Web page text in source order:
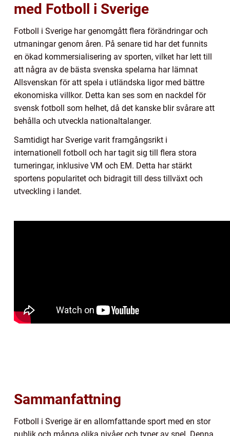
med Fotboll i Sverige
Fotboll i Sverige har genomgått flera förändringar och
utmaningar genom åren. På senare tid har det funnits
en ökad kommersialisering av sporten, vilket har lett till
att några av de bästa svenska spelarna har lämnat
Allsvenskan för att spela i utländska ligor med bättre
ekonomiska villkor. Detta kan ses som en nackdel för
svensk fotboll som helhet, då det kanske blir svårare att
behålla och utveckla nationaltalanger.
Samtidigt har Sverige varit framgångsrikt i
internationell fotboll och har tagit sig till flera stora
turneringar, inklusive VM och EM. Detta har stärkt
sportens popularitet och bidragit till dess tillväxt och
utveckling i landet.
Sammanfattning
Fotboll i Sverige är en allomfattande sport med en stor